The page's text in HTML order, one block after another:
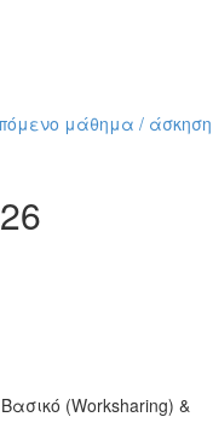
μάθημα / άσκηση
(Worksharing) &